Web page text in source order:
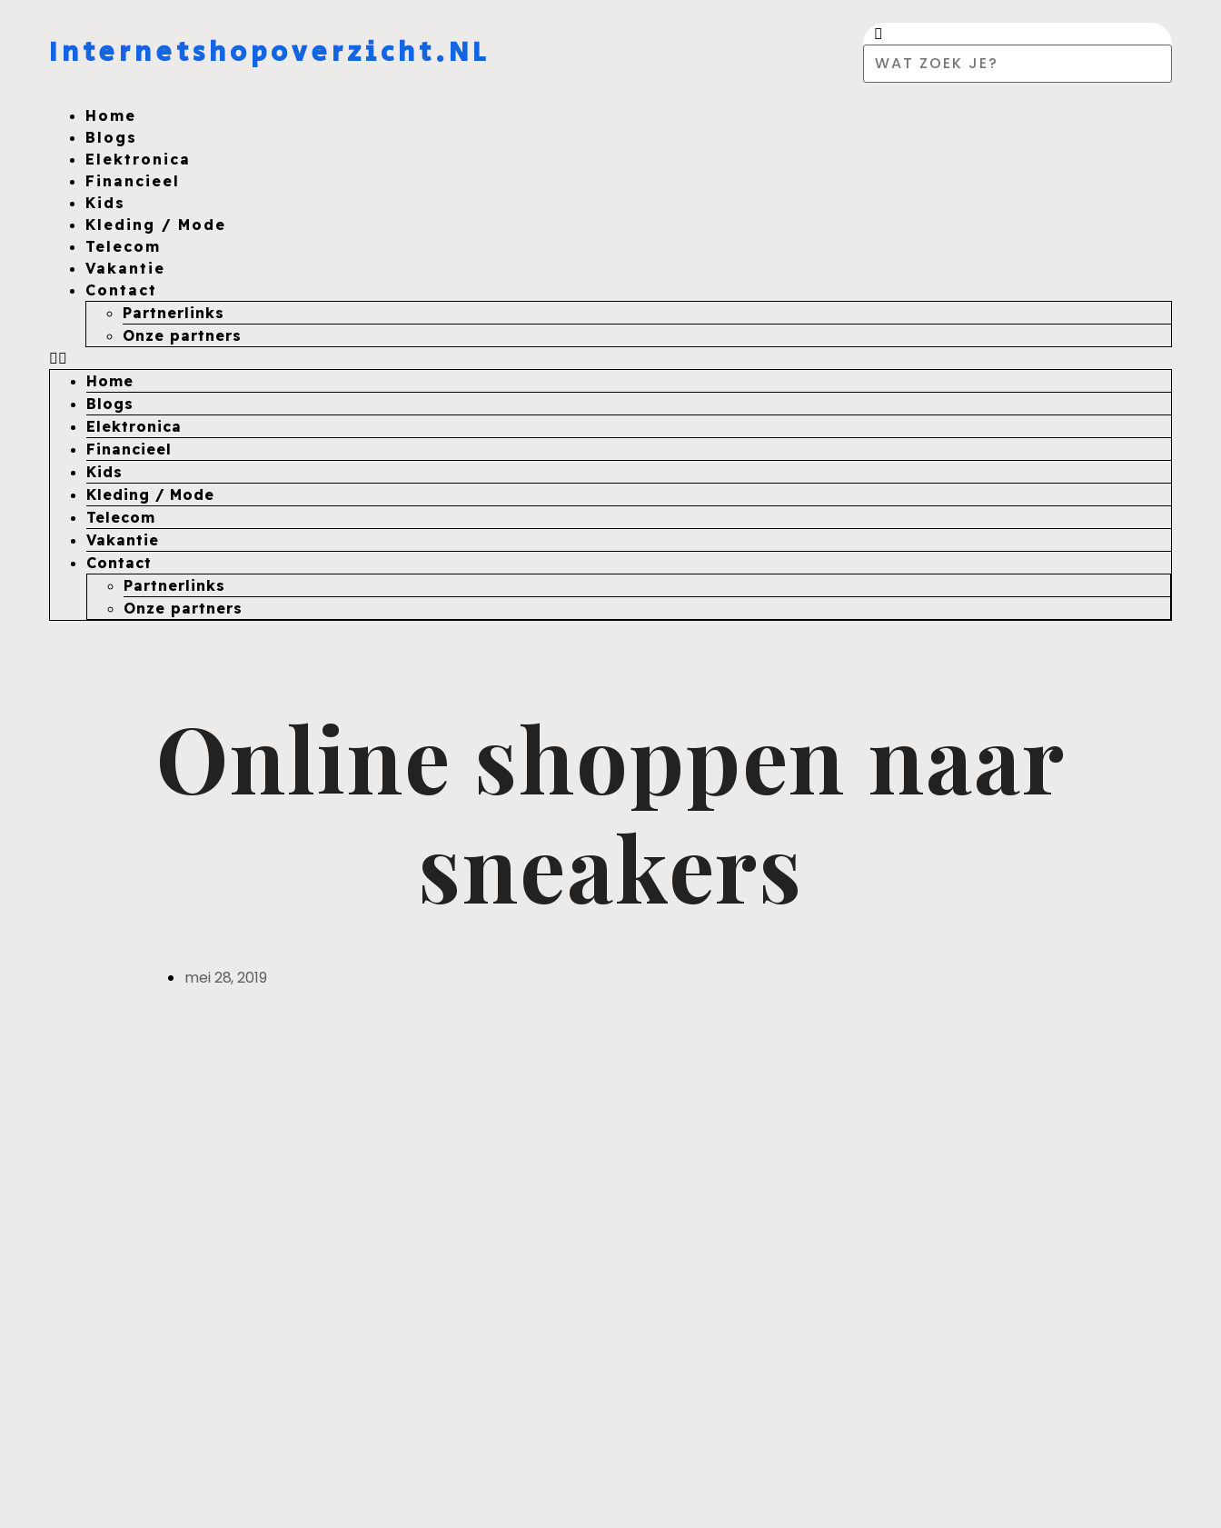
Internetshopoverzicht.NL
Home
Blogs
Elektronica
Financieel
Kids
Kleding / Mode
Telecom
Vakantie
Contact
Partnerlinks
Onze partners
Home
Blogs
Elektronica
Financieel
Kids
Kleding / Mode
Telecom
Vakantie
Contact
Partnerlinks
Onze partners
Online shoppen naar
sneakers
mei 28, 2019